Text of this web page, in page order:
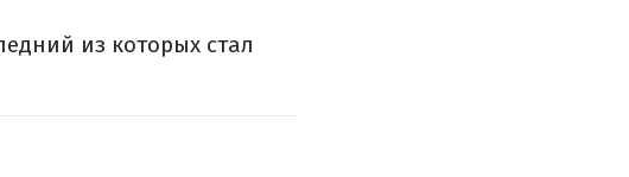
из которых стал